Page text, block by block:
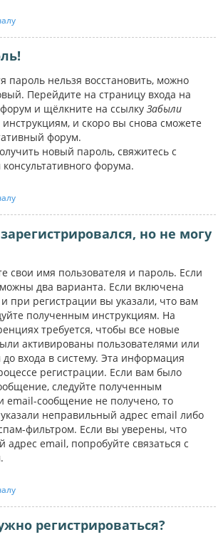
пароль нельзя восстановить, можно
Перейдите на страницу входа на
и щёлкните на ссылку Забыли
инструкциям, и скоро вы снова сможете
форум.
новый пароль, свяжитесь с
форума.
но не могу
свои имя пользователя и пароль. Если
два варианта. Если включена
и при регистрации вы указали, что вам
полученным инструкциям. На
требуется, чтобы все новые
активированы пользователями или
входа в систему. Эта информация
регистрации. Если вам было
следуйте полученным
email-сообщение не получено, то
неправильный адрес email либо
фильтром. Если вы уверены, что
email, попробуйте связаться с
регистрироваться?